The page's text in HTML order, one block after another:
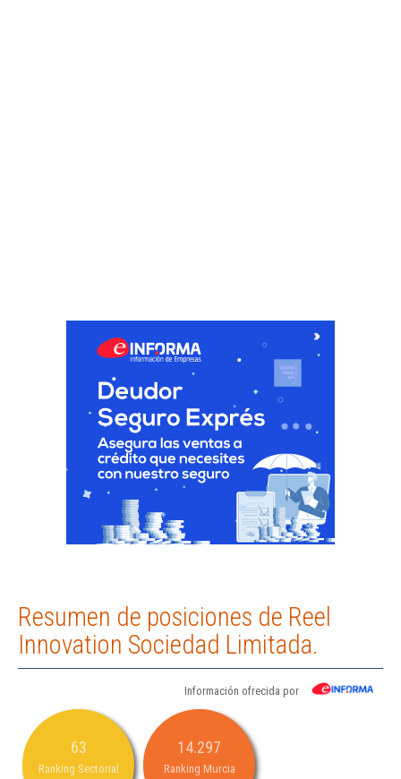
Resumen de posiciones de Reel
Innovation Sociedad Limitada.
Información ofrecida por
63
Ranking Sectorial
14.297
Ranking Murcia